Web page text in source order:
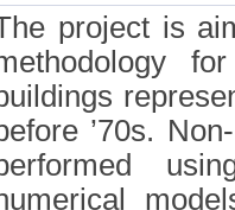
project is
’70s.